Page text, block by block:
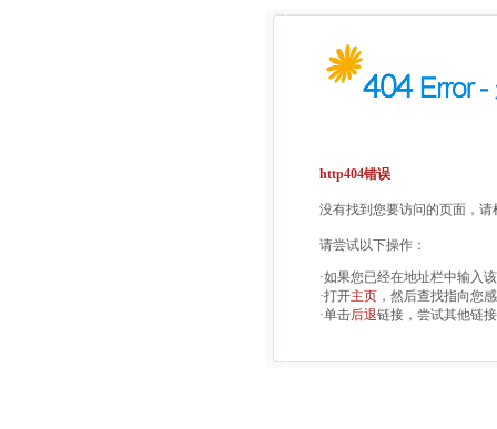
http404错误
没有找到您要访问的页面，
请尝试以下操作：
·如果您已经在地址栏中输入
·打开主页 ，然后查找指向您
·单击后退链接，尝试其他链